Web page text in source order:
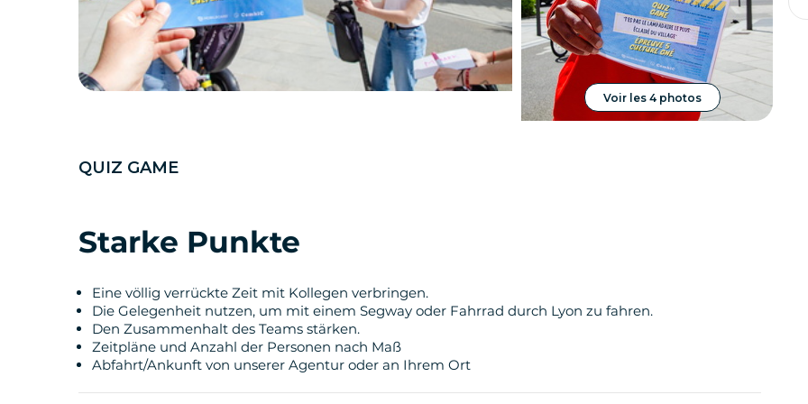
Voir les 4 photos
QUIZ GAME
Starke Punkte
Eine völlig verrückte Zeit mit Kollegen verbringen.
Die Gelegenheit nutzen, um mit einem Segway oder Fahrrad durch Lyon zu fahren.
Den Zusammenhalt des Teams stärken.
Zeitpläne und Anzahl der Personen nach Maß
Abfahrt/Ankunft von unserer Agentur oder an Ihrem Ort